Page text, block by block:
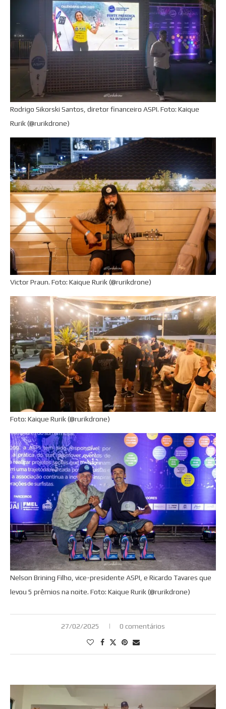
Rodrigo Sikorski Santos, diretor financeiro ASPI. Foto: Kaique
Rurik (@rurikdrone)
Victor Praun. Foto: Kaique Rurik (@rurikdrone)
Foto: Kaique Rurik (@rurikdrone)
Nelson Brining Filho, vice-presidente ASPI, e Ricardo Tavares que
levou 5 prêmios na noite. Foto: Kaique Rurik (@rurikdrone)
27/02/2025 0 comentários